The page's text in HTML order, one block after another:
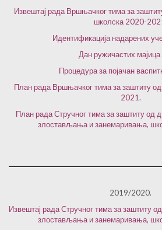
Извештај рада Вршњачког тима за
школска 2020-
Идентификација надарених
Дан ружичастих
Процедура за појачан
План рада Вршњачког тима за заштиту
2021.
План рада Стручног тима за заштиту од
злостављања и занемаривања,
2019/2020.
Извештај рада Стручног тима за заштиту
злостављања и занемаривања,